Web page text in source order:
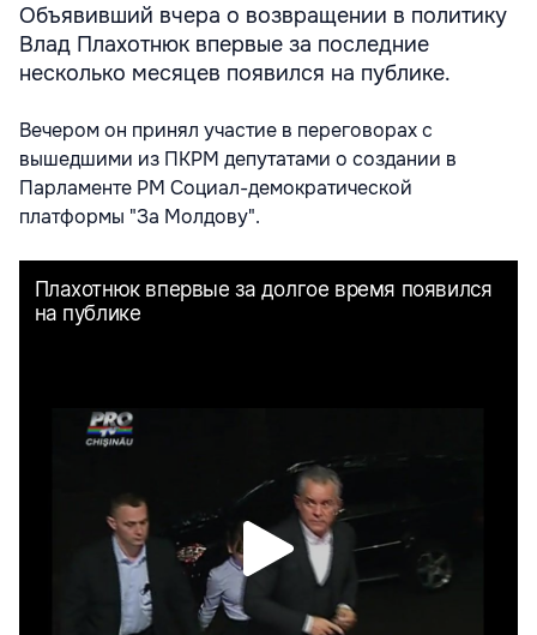
Объявивший вчера о возвращении в политику
Влад Плахотнюк впервые за последние
несколько месяцев появился на публике.
Вечером он принял участие в переговорах с
вышедшими из ПКРМ депутатами о создании в
Парламенте РМ Социал-демократической
платформы "За Молдову".